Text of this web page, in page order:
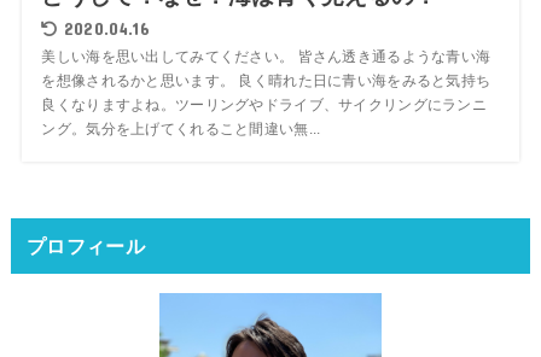
2020.04.16
美しい海を思い出してみてください。 皆さん透き通るような青い海
を想像されるかと思います。 良く晴れた日に青い海をみると気持ち
良くなりますよね。ツーリングやドライブ、サイクリングにランニ
ング。気分を上げてくれること間違い無...
プロフィール